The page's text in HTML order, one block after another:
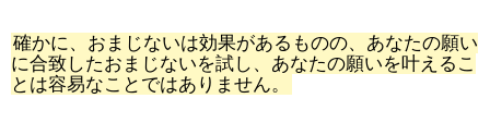
確かに、おまじないは効果があるものの、あなたの願い
に合致したおまじないを試し、あなたの願いを叶えるこ
とは容易なことではありません。